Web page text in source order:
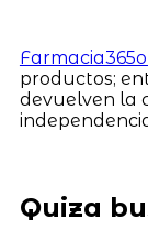
productos;
devuelven la
Quiza